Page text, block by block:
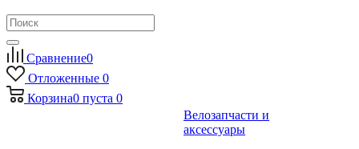
Сравнение0
Отложенные 0
Корзина0 пуста 0
Велозапчасти и
аксессуары